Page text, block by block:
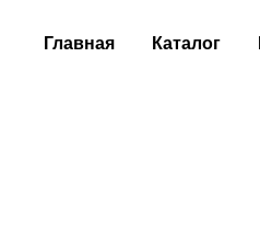
Главная Каталог